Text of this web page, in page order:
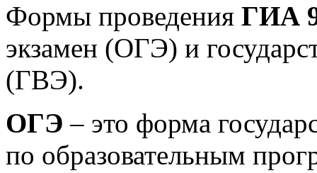
Формы проведения ГИА
экзамен (ОГЭ) и
(ГВЭ).
ОГЭ – это форма
по образовательным